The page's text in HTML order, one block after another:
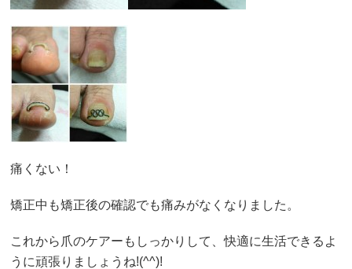
痛くない！
矯正中も矯正後の確認でも痛みがなくなりました。
これから爪のケアーもしっかりして、快適に生活できるよ
うに頑張りましょうね!(^^)!